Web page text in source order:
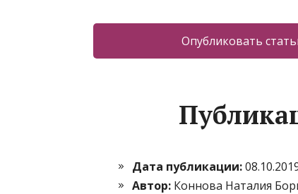
Опубликовать
Дата публикации:
Автор: Коннова Наталия